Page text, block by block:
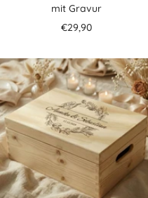
mit Gravur
Angebotspreis
€29,90